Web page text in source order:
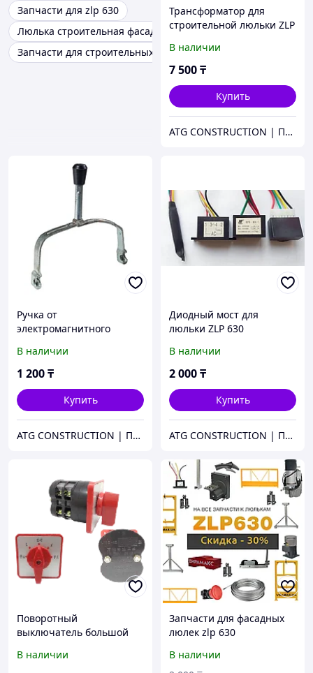
Запчасти для zlp 630
Люлька строительная фасадный подъемник zlp 630
Запчасти для строительных Люлек ZLP630
Трансформатор для
строительной люльки ZLP
В наличии
7 500₸
Купить
ATG CONSTRUCTION | Продажа и аренда строительного оборудования, газона, биотуалетов
Ручка от
электромагнитного
строительной люльки ZLP
630
В наличии
1 200₸
Купить
ATG CONSTRUCTION | Продажа и аренда строительного оборудования, газона, биотуалетов
Диодный мост для
люльки ZLP 630
В наличии
2 000₸
Купить
ATG CONSTRUCTION | Продажа и аренда строительного оборудования, газона, биотуалетов
Поворотный
выключатель большой
ZLP 630
В наличии
Запчасти для фасадных
люлек zlp 630
В наличии